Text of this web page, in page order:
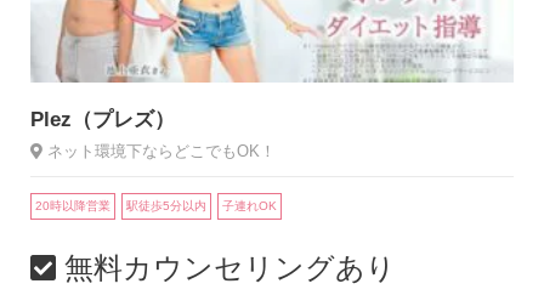
Plez（プレズ）
ネット環境下ならどこでもOK！
20時以降営業 駅徒歩5分以内 子連れOK
無料カウンセリングあり